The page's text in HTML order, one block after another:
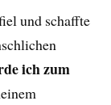
und schaffte
ich zum